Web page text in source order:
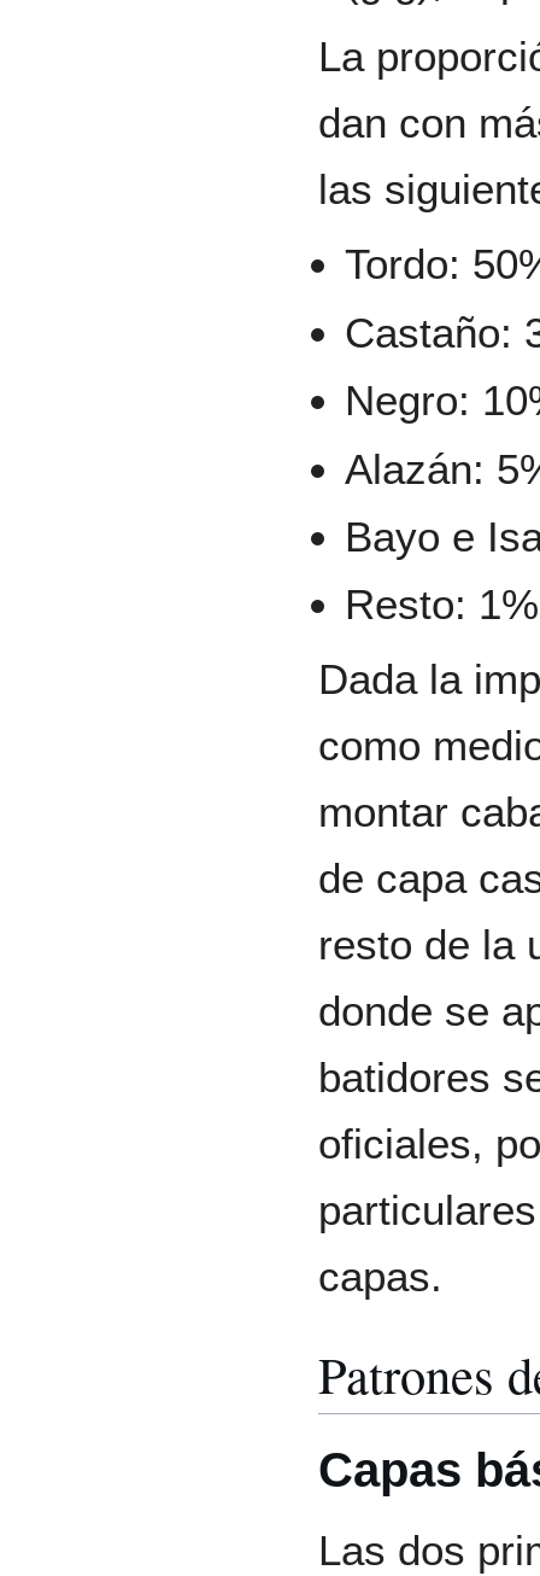
La
dan con
las
Tordo:
Castaño:
Negro:
Alazán:
Bayo e
Resto: 1%
Dada la
como
montar
de capa
resto de la
donde se
batidores
oficiales,
capas.
Patrones
Capas
Las dos